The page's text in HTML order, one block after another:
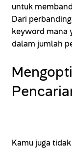
untuk
Dari
keyword mana
dalam jumlah
Kamu juga